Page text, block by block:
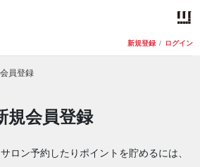
新規登録 / ログイン
員登録
規会員登録
ロン予約したりポイントを貯めるには、